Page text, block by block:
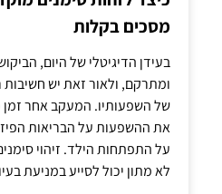
מסכים בקלות
בעידן הדיגיטלי של היום,
ומתרקם, ולאור זאת יש
של השפעותיו. המעקב אחר זמן
את ההשפעות על הבריאות
על התפתחות הילד. זיהוי
לא מתון יכול לסייע במניעת